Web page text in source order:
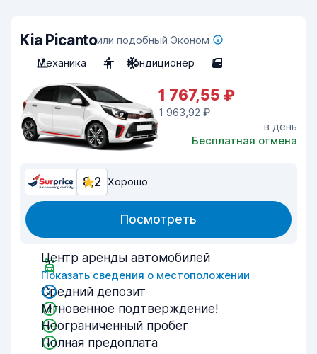
Kia Picantoили подобный Эконом
Механика
4 Кондиционер 5
1 767,55 ₽
1 963,92 ₽
в день
Бесплатная отмена
8,2 Хорошо
Посмотреть
Центр аренды автомобилей
Показать сведения о местоположении
Средний депозит
Мгновенное подтверждение!
Неограниченный пробег
Полная предоплата